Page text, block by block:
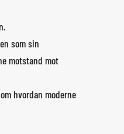
som sin
motstand mot
hvordan moderne